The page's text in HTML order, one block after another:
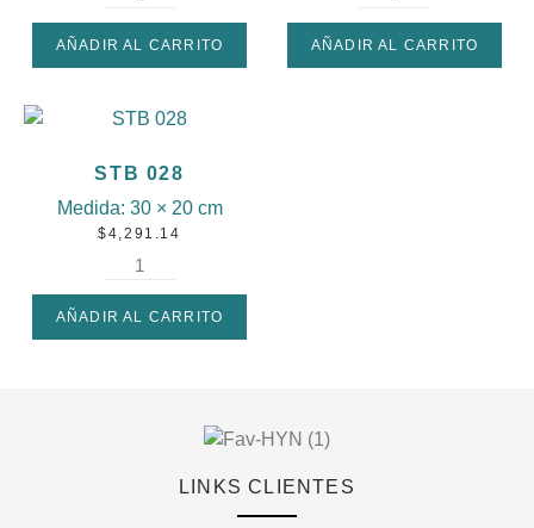
AÑADIR AL CARRITO AÑADIR AL CARRITO
STB 028
Medida: 30 × 20 cm
$4,291.14
AÑADIR AL CARRITO
LINKS CLIENTES